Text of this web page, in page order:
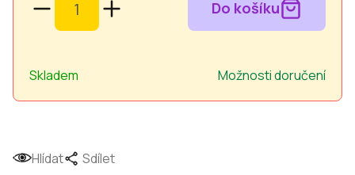
Hlídat Sdílet
Skladem Možnosti doručení